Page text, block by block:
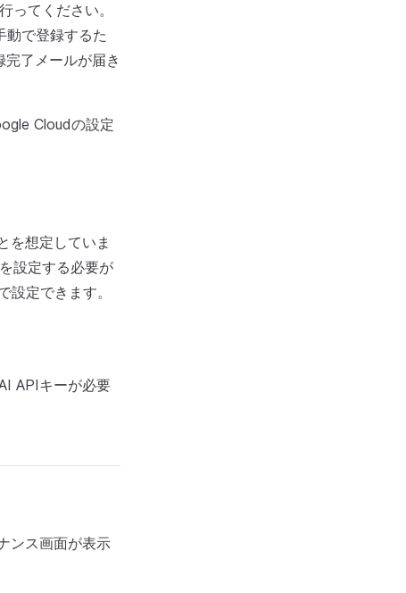
ってください。
動で登録するた
了メールが届き
Cloudの設定
を想定していま
設定する必要が
定できます。
APIキーが必要
ンス画面が表示